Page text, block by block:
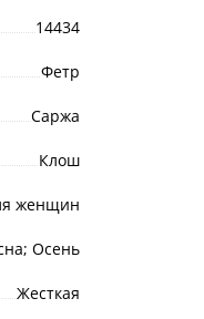
14434
Фетр
Саржа
Клош
женщин
Осень
Жесткая